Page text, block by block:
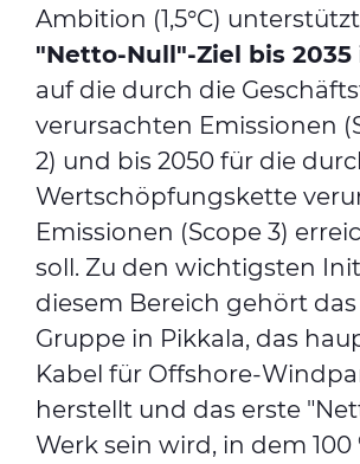
Ambition (1,5°C)
"Netto-Null"-Ziel bis 2035
auf die durch die
verursachten Emissionen
2) und bis 2050 für die
Wertschöpfungskette
Emissionen (Scope 3)
soll. Zu den wichtigsten
diesem Bereich gehört
Gruppe in Pikkala, das
Kabel für Offshore-
herstellt und das erste
Werk sein wird, in dem 100